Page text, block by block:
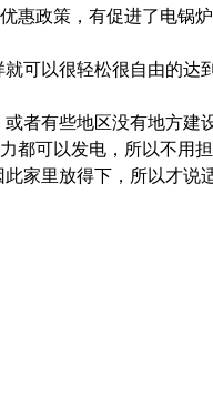
惠政策，有促进了电锅炉
可以很轻松很自由的达
者有些地区没有地方建
都可以发电，所以不用担
家里放得下，所以才说